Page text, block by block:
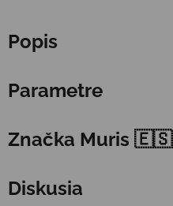
Popis
Parametre
Značka Muris 🇪🇸
Diskusia